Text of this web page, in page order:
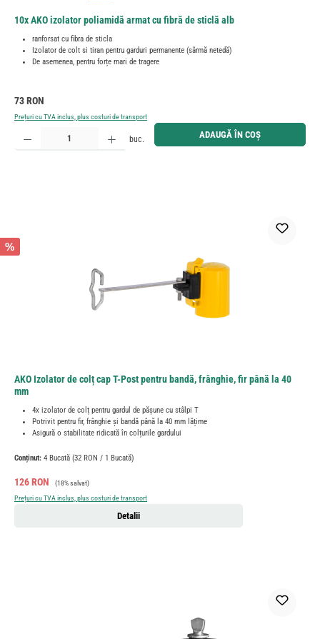
10x AKO izolator poliamidă armat cu fibră de sticlă alb
ranforsat cu fibra de sticla
Izolator de colt si tiran pentru garduri permanente (sârmă netedă)
De asemenea, pentru forțe mari de tragere
Preț obișnuit:
73 RON
Prețuri cu TVA inclus, plus costuri de transport
Cantitate produs: Introduceți cantitatea dorită sau utilizați butoanele pentru a mări sau micșora
buc. ADAUGĂ ÎN COȘ
%
AKO Izolator de colț cap T-Post pentru bandă, frânghie, fir până la 40
mm
4x izolator de colț pentru gardul de pășune cu stâlpi T
Potrivit pentru fir, frânghie și bandă până la 40 mm lățime
Asigură o stabilitate ridicată în colțurile gardului
Conținut: 4 Bucată (32 RON / 1 Bucată)
Preț de vânzare:
126 RON Preț obișnuit:
(18% salvat)
Prețuri cu TVA inclus, plus costuri de transport
Detalii